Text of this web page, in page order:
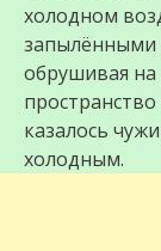
холодном
запылёнными
обрушивая на
казалось
холодным.